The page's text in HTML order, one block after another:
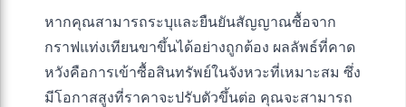
หากคุณสามารถระบุและยืนยันสัญญาณซื้อจาก
กราฟแท่งเทียนขาขึ้นได้อย่างถูกต้อง ผลลัพธ์ที่คาด
หวังคือการเข้าซื้อสินทรัพย์ในจังหวะที่เหมาะสม ซึ่ง
มีโอกาสสูงที่ราคาจะปรับตัวขึ้นต่อ คุณจะสามารถ